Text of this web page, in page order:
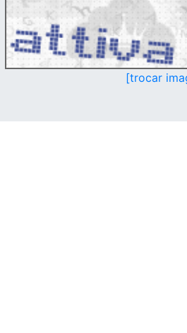
[trocar